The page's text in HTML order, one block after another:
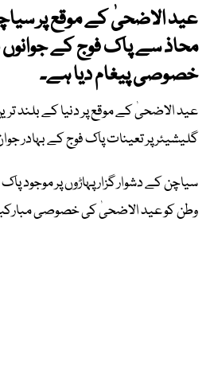
عید الاضحیٰ کے موقع پر
محاذ سے پاک فوج کے جوانوں
خصوصی پیغام دیا ہے۔
عید الاضحیٰ کے موقع پر دنیا کے بلند
گلیشیئر پر تعینات پاک فوج کے بہادر
سیاچن کے دشوار گزار پہاڑوں پر موجود
وطن کو عید الاضحیٰ کی خصوصی